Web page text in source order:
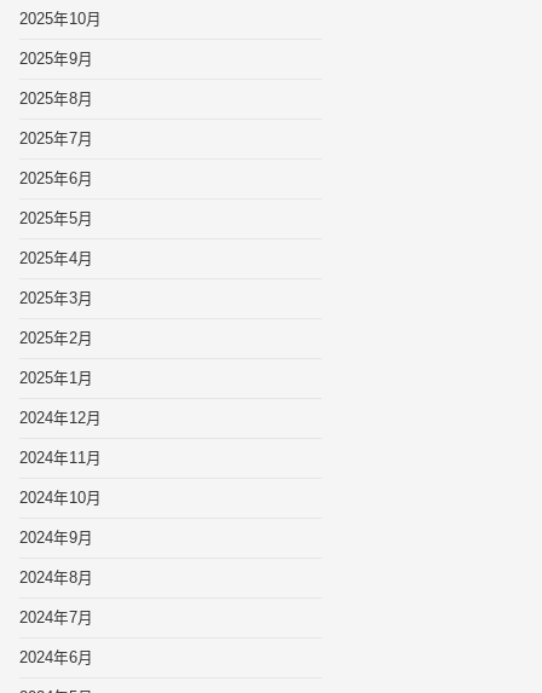
2025年10月
2025年9月
2025年8月
2025年7月
2025年6月
2025年5月
2025年4月
2025年3月
2025年2月
2025年1月
2024年12月
2024年11月
2024年10月
2024年9月
2024年8月
2024年7月
2024年6月